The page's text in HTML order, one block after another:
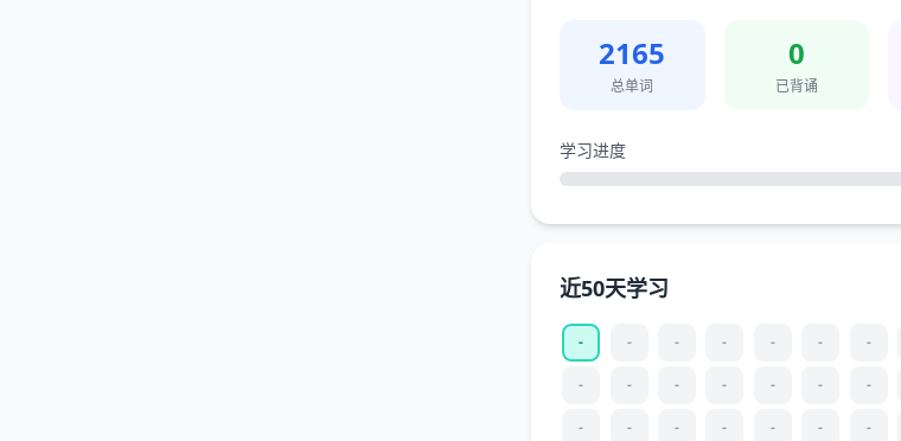
2165
总单词
0
已背诵
学习进度
近50天学习
- - - - - - -
- - - - - - -
- - - - - - -